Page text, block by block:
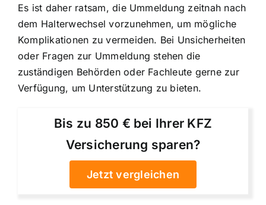
Es ist daher ratsam, die Ummeldung zeitnah nach
dem Halterwechsel vorzunehmen, um mögliche
Komplikationen zu vermeiden. Bei Unsicherheiten
oder Fragen zur Ummeldung stehen die
zuständigen Behörden oder Fachleute gerne zur
Verfügung, um Unterstützung zu bieten.
Bis zu 850 € bei Ihrer KFZ
Versicherung sparen?
Jetzt vergleichen